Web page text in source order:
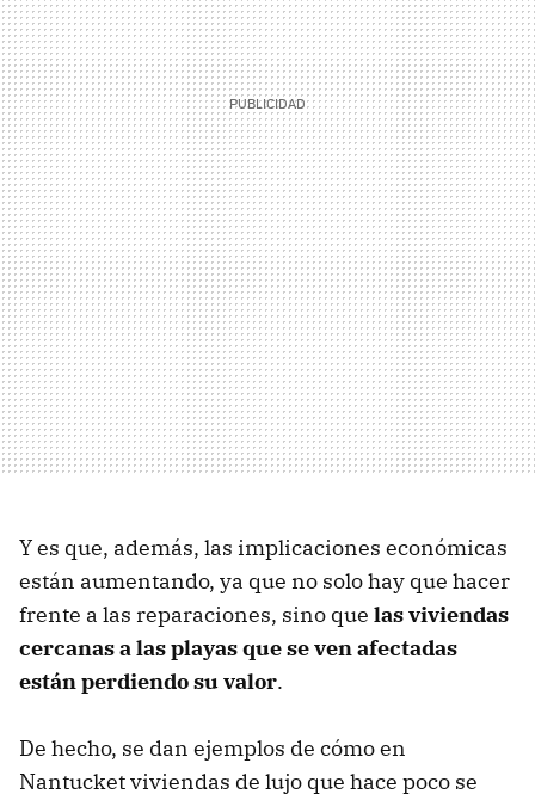
Y es que, además, las implicaciones económicas
están aumentando, ya que no solo hay que hacer
frente a las reparaciones, sino que las viviendas
cercanas a las playas que se ven afectadas
están perdiendo su valor.
De hecho, se dan ejemplos de cómo en
Nantucket viviendas de lujo que hace poco se